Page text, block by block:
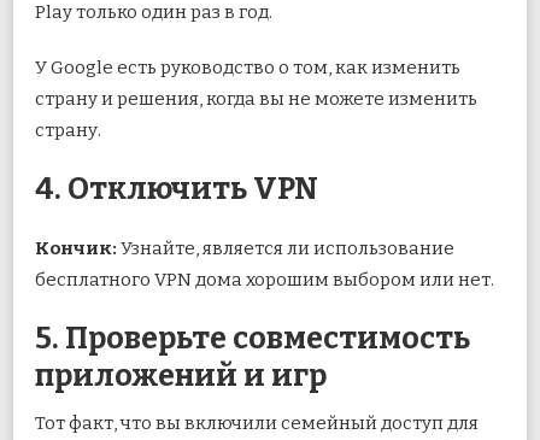
Play только один раз в год.
У Google есть руководство о том, как изменить
страну и решения, когда вы не можете изменить
страну.
4. Отключить VPN
Кончик: Узнайте, является ли использование
бесплатного VPN дома хорошим выбором или нет.
5. Проверьте совместимость
приложений и игр
Тот факт, что вы включили семейный доступ для